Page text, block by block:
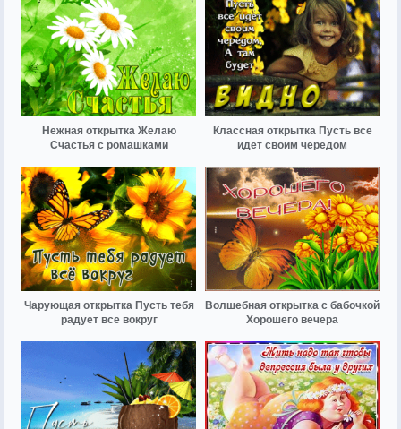
Нежная открытка Желаю
Счастья с ромашками
Классная открытка Пусть все
идет своим чередом
Чарующая открытка Пусть тебя
радует все вокруг
Волшебная открытка с бабочкой
Хорошего вечера